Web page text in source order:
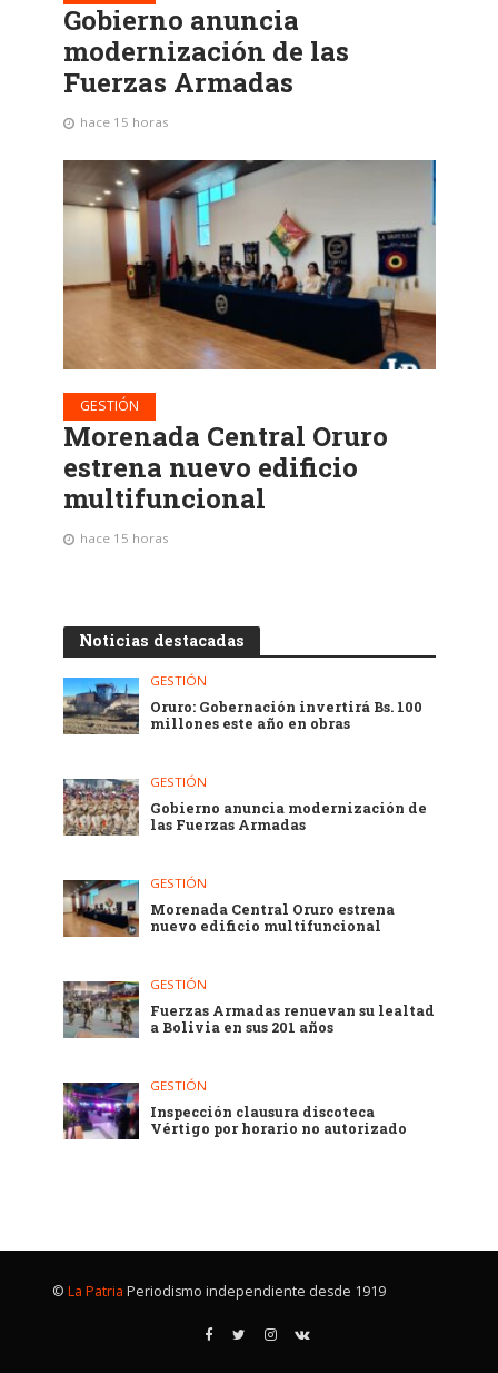
Gobierno anuncia
modernización de las
Fuerzas Armadas
hace 15 horas
GESTIÓN
Morenada Central Oruro
estrena nuevo edificio
multifuncional
hace 15 horas
Noticias destacadas
GESTIÓN
Oruro: Gobernación invertirá Bs. 100
millones este año en obras
GESTIÓN
Gobierno anuncia modernización de
las Fuerzas Armadas
GESTIÓN
Morenada Central Oruro estrena
nuevo edificio multifuncional
GESTIÓN
Fuerzas Armadas renuevan su lealtad
a Bolivia en sus 201 años
GESTIÓN
Inspección clausura discoteca
Vértigo por horario no autorizado
© La Patria Periodismo independiente desde 1919